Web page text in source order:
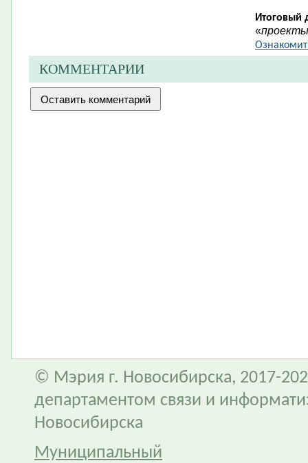
Итоговый
«проекты
КОММЕНТАРИИ
© Мэрия г. Новосибирска, 2017-
департаментом связи и
Новосибирска
Муниципальный